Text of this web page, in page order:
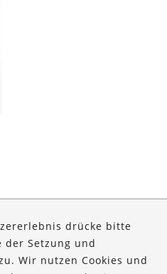
drücke bitte
der Setzung und
Wir nutzen Cookies und